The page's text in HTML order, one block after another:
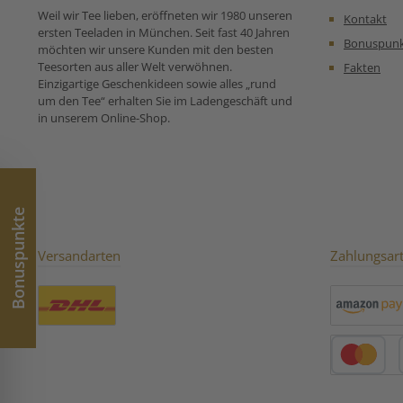
💡 Gut zu wissen:
ist eine
China.Seine
Geschmack,
und leicht
nussigen
Weil wir Tee lieben, eröffneten wir 1980 unseren
ersten Teeladen in München. Seit fast 40 Jahren
möchten wir unsere Kunden mit den besten
Teesorten aus aller Welt verwöhnen.
Einzigartige Geschenkideen sowie alles „rund
um den Tee“ erhalten Sie im Ladengeschäft und
in unserem Online-Shop.
Kontakt
Fakten
Versandarten
Bonuspunkte